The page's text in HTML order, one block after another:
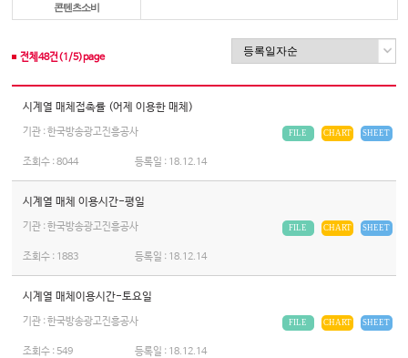
콘텐츠소비
전체 48건(1 /5)page
시계열 매체접촉률 (어제 이용한 매체)
기관 : 한국방송광고진흥공사 SHEET
CHART
FILE
조회수 :8044 등록일 : 18.12.14
시계열 매체 이용시간-평일
기관 : 한국방송광고진흥공사 SHEET
CHART
FILE
조회수 : 1883 등록일 : 18.12.14
시계열 매체이용시간-토요일
기관 : 한국방송광고진흥공사 SHEET
CHART
FILE
조회수 : 549 등록일 : 18.12.14